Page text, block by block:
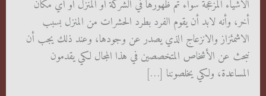
الأشياء المزعجة سواء تم ظهورها في الشركة أو المنزل أو أي مكان
أخر، وأنه لابد أن يقوم الفرد بطرد الحشرات من المنزل بسبب
الاشمئزاز والانزعاج الذي يصدر عن وجودها، وعند ذلك يجب أن
نبحث عن الأشخاص المتخصصين في هذا المجال لكي يقدمون
المساعدة، ولكي يخلصوننا […]